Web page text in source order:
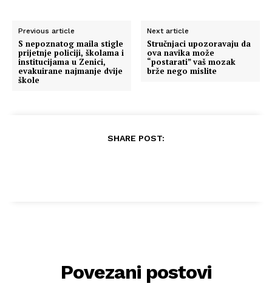
Previous article
S nepoznatog maila stigle
prijetnje policiji, školama i
institucijama u Zenici,
evakuirane najmanje dvije
škole
Next article
Stručnjaci upozoravaju da
ova navika može
“postarati” vaš mozak
brže nego mislite
SHARE POST:
Povezani postovi